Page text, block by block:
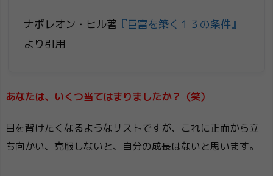
ナポレオン・ヒル著 『巨富を築く１３の条件』
より引用
あなたは、いくつ当てはまりましたか？（笑）
目を背けたくなるようなリストですが、これに正面から立
ち向かい、克服しないと、自分の成長はないと思います。